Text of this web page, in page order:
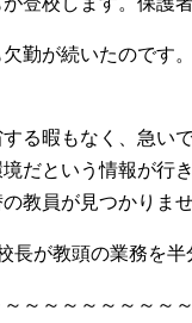
勤が続いたのです
る暇もなく、急い
だという情報が行
教員が見つかりませ
が教頭の業務を半
～～～～～～～～